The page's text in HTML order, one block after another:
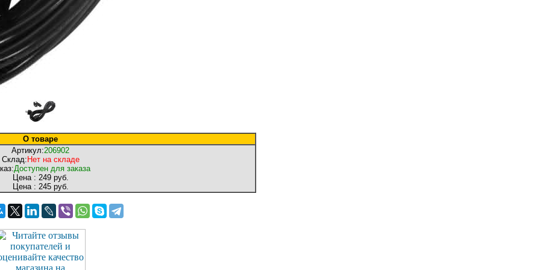
О товаре
Артикул:206902
Склад: Нет на складе
Доступен для заказа
Цена : 249 руб.
Цена : 245 руб.